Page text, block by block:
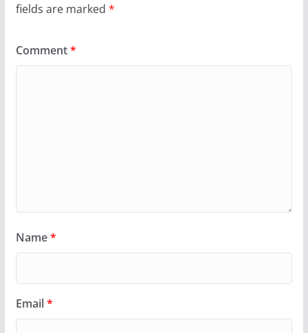
fields are marked *
Comment*
Name*
Email*